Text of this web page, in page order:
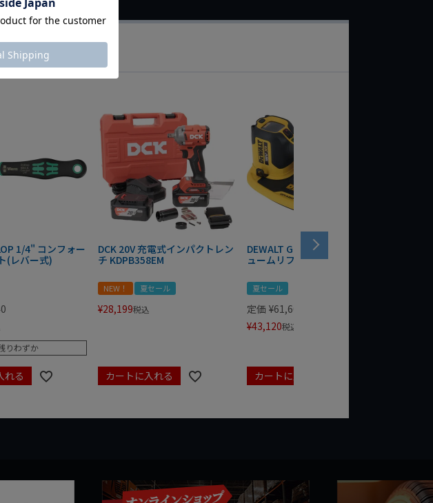
1/4" コンフォー
(レバー式)
りわずか
れる
DCK 20V 充電式インパクトレン
チ KDPB358EM
NEW！ 夏セール
¥28,199税込
カートに入れる
DEWALT GRABO 18V電動バキ
ュームリフター DCE590N-XJ
夏セール
定価 ¥61,600
¥43,120税込
カートに入れる